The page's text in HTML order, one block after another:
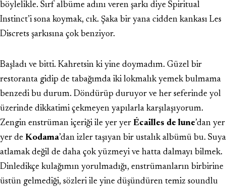
böylelikle. Sırf albüme adını veren şarkı diye Spiritual
Instinct’i sona koymak, cık. Şaka bir yana cidden kankası Les
Discrets şarkısına çok benziyor.
Başladı ve bitti. Kahretsin ki yine doymadım. Güzel bir
restoranta gidip de tabağımda iki lokmalık yemek bulmama
benzedi bu durum. Döndürüp duruyor ve her seferinde yol
üzerinde dikkatimi çekmeyen yapılarla karşılaşıyorum.
Zengin enstrüman içeriği ile yer yer Écailles de lune’dan yer
yer de Kodama’dan izler taşıyan bir ustalık albümü bu. Suya
atlamak değil de daha çok yüzmeyi ve hatta dalmayı bilmek.
Dinledikçe kulağımın yorulmadığı, enstrümanların birbirine
üstün gelmediği, sözleri ile yine düşündüren temiz soundlu